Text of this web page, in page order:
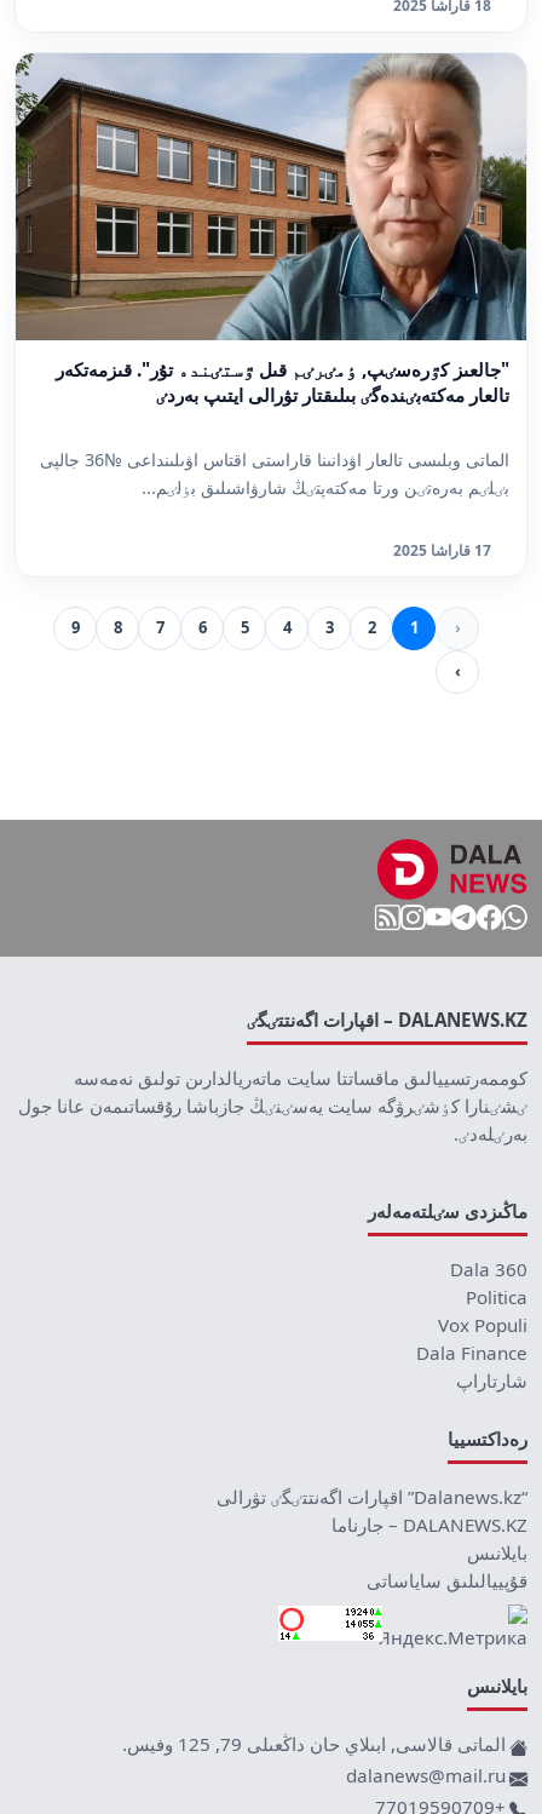
18 قاراشا 2025
"جالعىز كٷرەسٸپ, ٶمٸرٸم قىل ٷستٸندە تۇر". قىزمەتكەر
تالعار مەكتەبٸندەگٸ بىلىقتار تۋرالى ايتىپ بەردٸ
الماتى وبلىسى تالعار اۋدانىنا قاراستى اقتاس اۋىلىنداعى №36 جالپى
بٸلٸم بەرەتٸن ورتا مەكتەپتٸڭ شارۋاشىلىق بٶلٸم...
17 قاراشا 2025
‹
1
2
3
4
5
6
7
8
9
›
DALANEWS.KZ – اقپارات اگەنتتٸگٸ
كوممەرتسييالىق ماقساتتا سايت ماتەريالدارىن تولىق نەمەسە
ٸشٸنارا كٶشٸرۋگە سايت يەسٸنٸڭ جازباشا رۇقساتىمەن عانا جول
بەرٸلەدٸ.
ماڭىزدى سٸلتەمەلەر
Dala 360
Politica
Vox Populi
Dala Finance
شارتاراپ
رەداكتسييا
“Dalanews.kz” اقپارات اگەنتتٸگٸ تۋرالى
DALANEWS.KZ – جارناما
بايلانىس
قۇپييالىلىق ساياساتى
بايلانىس
الماتى قالاسى, ابىلاي حان داڭعىلى 79, 125 وفيس.
dalanews@mail.ru
+77019590709